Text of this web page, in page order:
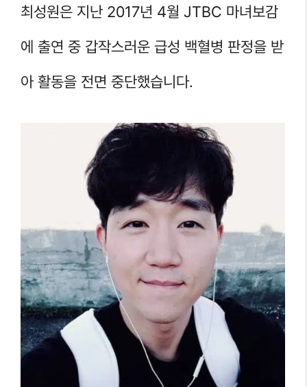
최성원은 지난 2017년 4월 JTBC 마녀보감
에 출연 중 갑작스러운 급성 백혈병 판정을 받
아 활동을 전면 중단했습니다.